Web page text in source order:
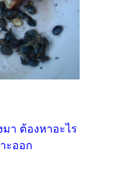
า ต้องหาอะไร
ะออก